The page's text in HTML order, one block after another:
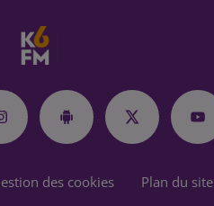
des cookies Plan du site